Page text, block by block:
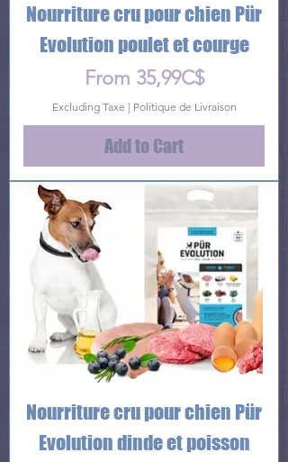
Nourriture cru pour chien Pür
Evolution poulet et courge
Price
From 35,99C$
Excluding Taxe | Politique de Livraison
Add to Cart
Nourriture cru pour chien Pür
Evolution dinde et poisson